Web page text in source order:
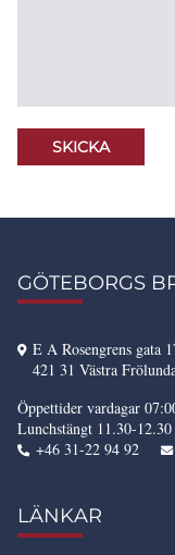
GÖTEBORGS
E A Rosengrens gata
421 31 Västra
Öppettider vardagar
Lunchstängt 11.30-12.30
+46 31-22 94 92
LÄNKAR